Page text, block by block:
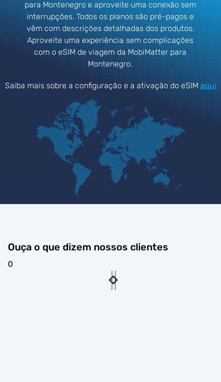
para Montenegro e aproveite uma conexão sem
interrupções. Todos os planos são pré-pagos e
vêm com descrições detalhadas dos produtos.
Aproveite uma experiência sem complicações
com o eSIM de viagem da MobiMatter para
Montenegro.
Saiba mais sobre a configuração e a ativação do eSIM aqui
Ouça o que dizem nossos clientes
0